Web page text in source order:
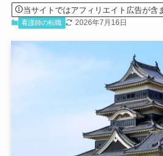
当サイトではアフィリエイト広告が含
看護師の転職 2026年7月16日